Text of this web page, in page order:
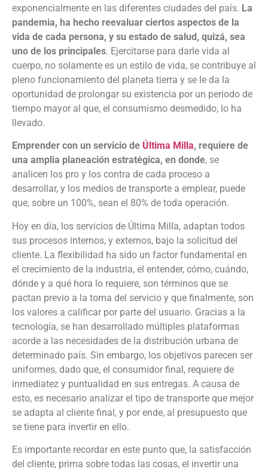
exponencialmente en las diferentes ciudades del país. La
pandemia, ha hecho reevaluar ciertos aspectos de la
vida de cada persona, y su estado de salud, quizá, sea
uno de los principales. Ejercitarse para darle vida al
cuerpo, no solamente es un estilo de vida, se contribuye al
pleno funcionamiento del planeta tierra y se le da la
oportunidad de prolongar su existencia por un periodo de
tiempo mayor al que, el consumismo desmedido, lo ha
llevado.
Emprender con un servicio de Última Milla, requiere de
una amplia planeación estratégica, en donde, se
analicen los pro y los contra de cada proceso a
desarrollar, y los medios de transporte a emplear, puede
que, sobre un 100%, sean el 80% de toda operación.
Hoy en día, los servicios de Última Milla, adaptan todos
sus procesos internos, y externos, bajo la solicitud del
cliente. La flexibilidad ha sido un factor fundamental en
el crecimiento de la industria, el entender, cómo, cuándo,
dónde y a qué hora lo requiere, son términos que se
pactan previo a la toma del servicio y que finalmente, son
los valores a calificar por parte del usuario. Gracias a la
tecnología, se han desarrollado múltiples plataformas
acorde a las necesidades de la distribución urbana de
determinado país. Sin embargo, los objetivos parecen ser
uniformes, dado que, el consumidor final, requiere de
inmediatez y puntualidad en sus entregas. A causa de
esto, es necesario analizar el tipo de transporte que mejor
se adapta al cliente final, y por ende, al presupuesto que
se tiene para invertir en ello.
Es importante recordar en este punto que, la satisfacción
del cliente, prima sobre todas las cosas, el invertir una